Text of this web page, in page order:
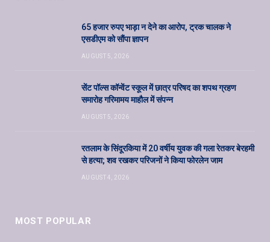
65 हजार रुपए भाड़ा न देने का आरोप, ट्रक चालक ने
एसडीएम को सौंपा ज्ञापन
AUGUST 5, 2026
सेंट पॉल्स कॉन्वेंट स्कूल में छात्र परिषद का शपथ ग्रहण
समारोह गरिमामय माहौल में संपन्न
AUGUST 5, 2026
रतलाम के सिंदूरकिया में 20 वर्षीय युवक की गला रेतकर बेरहमी
से हत्या; शव रखकर परिजनों ने किया फोरलेन जाम
AUGUST 4, 2026
MOST POPULAR